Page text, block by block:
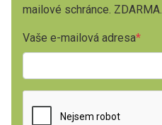
mailové schránce. ZDARMA.
Vaše e-mailová adresa